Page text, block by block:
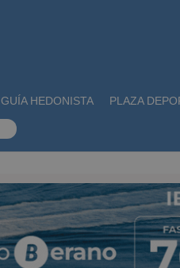
GUÍA HEDONISTA PLAZA